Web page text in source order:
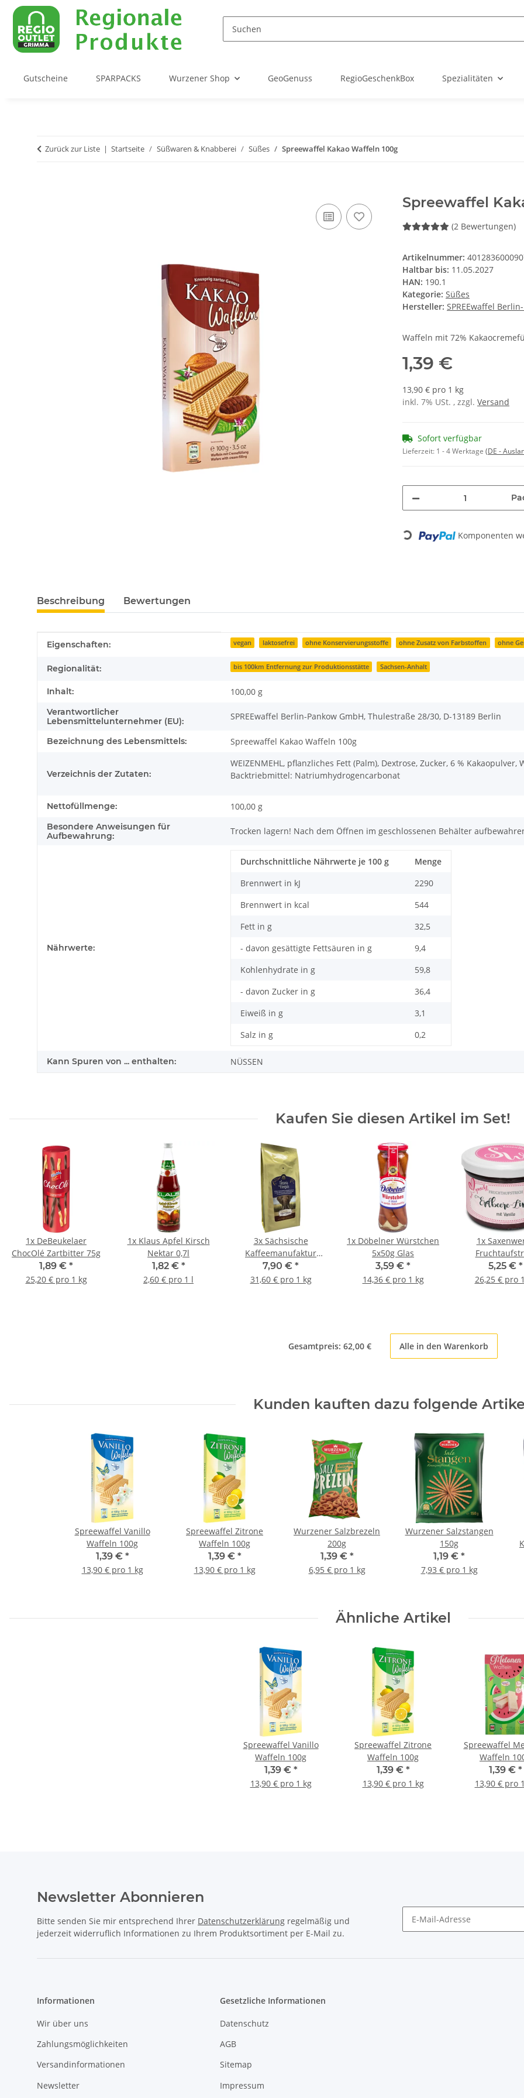
Gutscheine SPARPACKS Wurzener Shop GeoGenuss RegioGeschenkBox Spezialitäten
Zurück zur Liste Startseite Süßwaren & Knabberei Süßes Spreewaffel Kakao Waffeln 100g
Spreewaffel
(2 Bewertungen)
Artikelnummer:
Haltbar bis: 11.05.2027
HAN: 190.1
Kategorie: Süßes
Hersteller: SPREEwaffel
Waffeln mit 72%
1,39 €
13,90 € pro 1 kg
inkl. 7% USt. , zzgl. Versand
Sofort verfügbar
Lieferzeit: 1 - 4 Werktage (DE -
Loading... Komponenten
Beschreibung Bewertungen
Produkteigenschaft
Wert
Eigenschaften: vegan laktosefrei ohne Konservierungsstoffe ohne Zusatz von Farbstoffen ohne
Regionalität: bis 100km Entfernung zur Produktionsstätte Sachsen-Anhalt
Inhalt: 100,00 g
Verantwortlicher
Lebensmittelunternehmer (EU):
SPREEwaffel Berlin-Pankow GmbH, Thulestraße 28/30, D-13189 Berlin
Bezeichnung des Lebensmittels: Spreewaffel Kakao Waffeln 100g
Verzeichnis der Zutaten:
WEIZENMEHL, pflanzliches Fett (Palm), Dextrose, Zucker, 6 % Kakaopulver,
Backtriebmittel: Natriumhydrogencarbonat
Nettofüllmenge: 100,00 g
Besondere Anweisungen für
Aufbewahrung:
Trocken lagern! Nach dem Öffnen im geschlossenen Behälter
Nährwerte:
Durchschnittliche Nährwerte je 100 g
Menge
Brennwert in kJ
2290
Brennwert in kcal
544
Fett in g
32,5
- davon gesättigte Fettsäuren in g
9,4
Kohlenhydrate in g
59,8
- davon Zucker in g
36,4
Eiweiß in g
3,1
Salz in g
0,2
Kann Spuren von ... enthalten: NÜSSEN
Kaufen Sie diesen Artikel im Set!
1x DeBeukelaer
ChocOlé Zartbitter 75g
1,89 € *
25,20 € pro 1 kg
1x Klaus Apfel Kirsch
Nektar 0,7l
1,82 € *
2,60 € pro 1 l
3x Sächsische
Kaffeemanufaktur
Grimma Kaffee
Tanzania Utengule
7,90 € *
31,60 € pro 1 kg
1x Döbelner Würstchen
5x50g Glas
3,59 € *
14,36 € pro 1 kg
1x
Erdbeere-5,25 € *
26,25 € pro
Gesamtpreis: 62,00 € Alle in den Warenkorb
Kunden kauften dazu folgende
Spreewaffel Vanillo
Waffeln 100g
1,39 € *
13,90 € pro 1 kg
Spreewaffel Zitrone
Waffeln 100g
1,39 € *
13,90 € pro 1 kg
Wurzener Salzbrezeln
200g
1,39 € *
6,95 € pro 1 kg
Wurzener Salzstangen
150g
1,19 € *
7,93 € pro 1 kg
Ähnliche Artikel
Spreewaffel Vanillo
Waffeln 100g
1,39 € *
13,90 € pro 1 kg
Spreewaffel Zitrone
Waffeln 100g
1,39 € *
13,90 € pro 1 kg
Spreewaffel
Waffeln
1,39 € *
13,90 € pro
Newsletter Abonnieren
Bitte senden Sie mir entsprechend Ihrer Datenschutzerklärung regelmäßig und
jederzeit widerruflich Informationen zu Ihrem Produktsortiment per E-Mail zu.
Informationen
Wir über uns
Zahlungsmöglichkeiten
Versandinformationen
Newsletter
Gesetzliche Informationen
Datenschutz
AGB
Sitemap
Impressum